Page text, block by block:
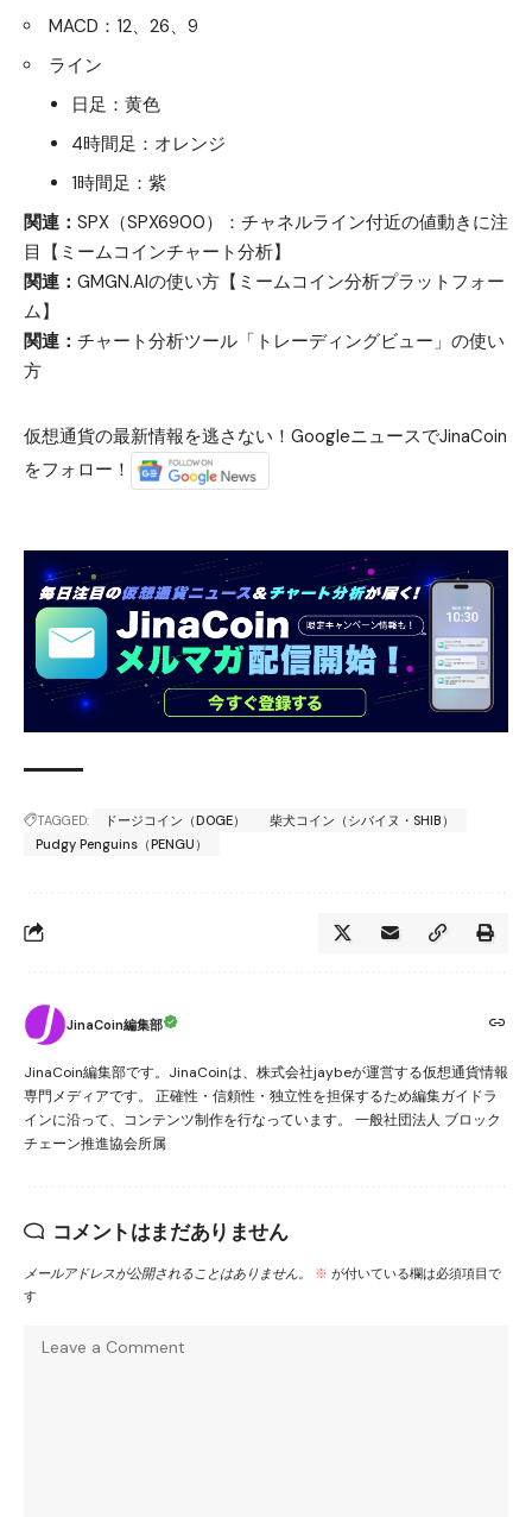
MACD：12、26、9
ライン
日足：黄色
4時間足：オレンジ
1時間足：紫
関連： SPX（SPX6900）：チャネルライン付近の値動きに注
目【ミームコインチャート分析】
関連： GMGN.AIの使い方【ミームコイン分析プラットフォー
ム】
関連： チャート分析ツール「トレーディングビュー」の使い
方
仮想通貨の最新情報を逃さない！GoogleニュースでJinaCoin
をフォロー！
TAGGED: ドージコイン（DOGE）
柴犬コイン（シバイヌ・SHIB）
Pudgy Penguins（PENGU）
JinaCoin編集部
JinaCoin編集部です。JinaCoinは、株式会社jaybeが運営する仮想通貨情報
専門メディアです。 正確性・信頼性・独立性を担保するため編集ガイドラ
インに沿って、コンテンツ制作を行なっています。 一般社団法人 ブロック
チェーン推進協会所属
コメントはまだありません
メールアドレスが公開されることはありません。 ※ が付いている欄は必須項目で
す